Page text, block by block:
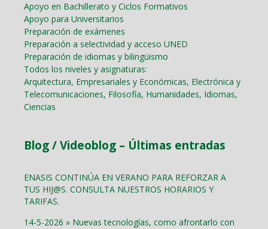
Apoyo en Bachillerato y Ciclos Formativos
Apoyo para Universitarios
Preparación de exámenes
Preparación a selectividad y acceso UNED
Preparación de idiomas y bilingüismo
Todos los niveles y asignaturas:
Arquitectura, Empresariales y Económicas, Electrónica y
Telecomunicaciones, Filosofía, Humanidades, Idiomas,
Ciencias
Blog / Videoblog – Últimas entradas
ENASIS CONTINÚA EN VERANO PARA REFORZAR A
TUS HIJ@S. CONSULTA NUESTROS HORARIOS Y
TARIFAS.
14-5-2026 » Nuevas tecnologías, como afrontarlo con